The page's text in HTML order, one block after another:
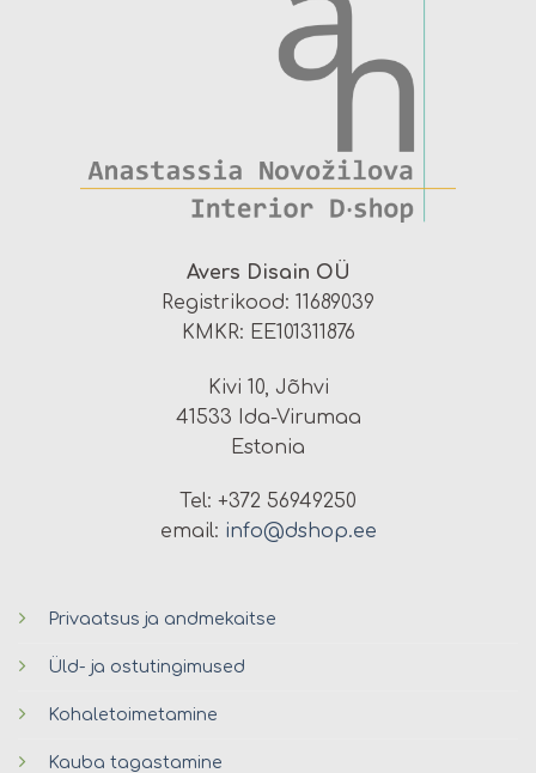
Avers Disain OÜ
Registrikood: 11689039
KMKR: EE101311876
Kivi 10, Jõhvi
41533 Ida-Virumaa
Estonia
Tel: +372 56949250
email: info@dshop.ee
Privaatsus ja andmekaitse
Üld- ja ostutingimused
Kohaletoimetamine
Kauba tagastamine